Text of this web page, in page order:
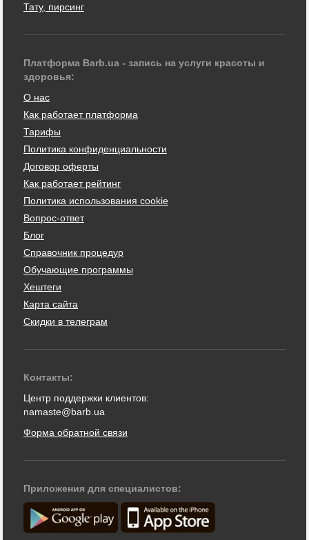
Тату, пирсинг
Платформа Barb.ua - запись на услуги красоты и
здоровья:
О нас
Как работает платформа
Тарифы
Политика конфиденциальности
Договор оферты
Как работает рейтинг
Политика использования cookie
Вопрос-ответ
Блог
Справочник процедур
Обучающие программы
Хештеги
Карта сайта
Скидки в телеграм
Контакты:
Центр поддержки клиентов:
namaste@barb.ua
Форма обратной связи
Приложения для специалистов: